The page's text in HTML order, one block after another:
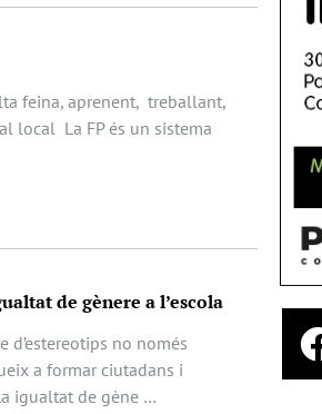
feina, aprenent, treballant,
local La FP és un sistema
de gènere a l’escola
no només
a formar ciutadans i
igualtat de gène …